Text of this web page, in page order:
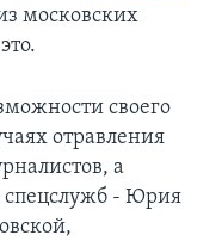
московских
своего
отравления
а
спецслужб - Юрия